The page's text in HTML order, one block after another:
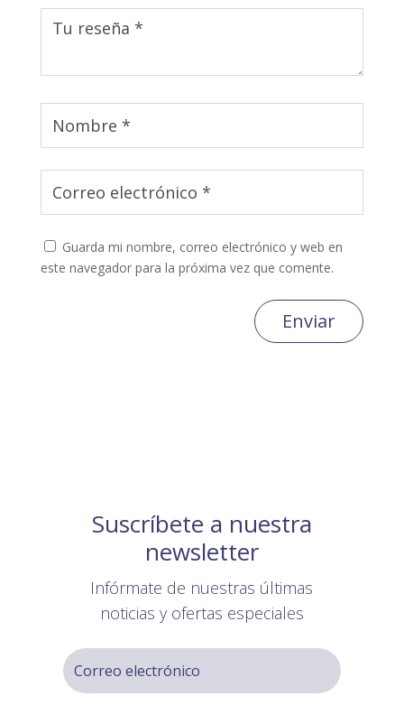
Guarda mi nombre, correo electrónico y web en
este navegador para la próxima vez que comente.
Enviar
Suscríbete a nuestra
newsletter
Infórmate de nuestras últimas
noticias y ofertas especiales